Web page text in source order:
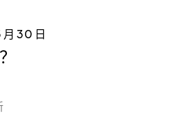
30 日